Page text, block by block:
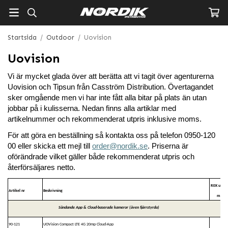
Startsida / Outdoor / Uovision
Uovision
Vi är mycket glada över att berätta att vi tagit över agenturerna
Uovision och Tipsun från Casström Distribution. Övertagandet
sker omgående men vi har inte fått alla bitar på plats än utan
jobbar på i kulisserna. Nedan finns alla artiklar med
artikelnummer och rekommenderat utpris inklusive moms.
För att göra en beställning så kontakta oss på telefon 0950-120
00 eller skicka ett mejl till order@nordik.se. Priserna är
oförändrade vilket gäller både rekommenderat utpris och
återförsäljares netto.
Artikel nr Beskrivning
REK
moms
Sändande App & Cloud-baserade kameror (även fjärrstyrda)
90-121 UOVision Compact LTE 4G 20mp Cloud-App